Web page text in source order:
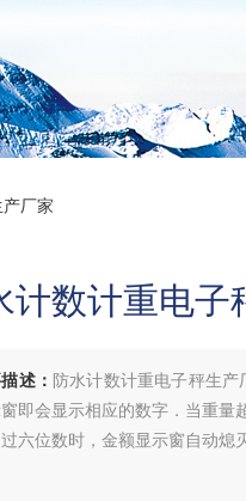
厂家
计数计重电子
述： 防水计数计重电子秤生
窗即会显示相应的数字．当重
六位数时，金额显示窗自动熄灭